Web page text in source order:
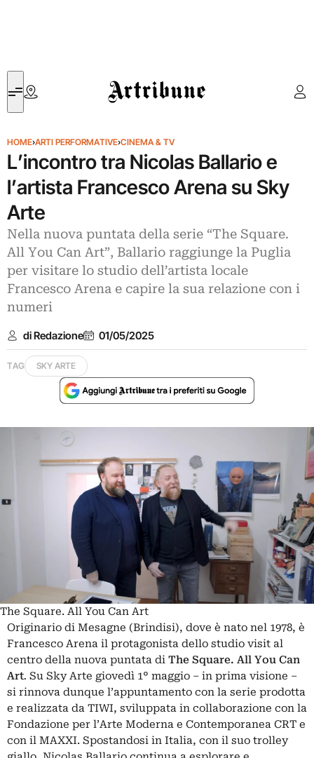
Artribune
HOME›ARTI PERFORMATIVE›CINEMA & TV
L’incontro tra Nicolas Ballario e
l’artista Francesco Arena su Sky
Arte
Nella nuova puntata della serie “The Square.
All You Can Art”, Ballario raggiunge la Puglia
per visitare lo studio dell’artista locale
Francesco Arena e capire la sua relazione con i
numeri
di Redazione 01/05/2025
TAG SKY ARTE
The Square. All You Can Art
Originario di Mesagne (Brindisi), dove è nato nel 1978, è
Francesco Arena il protagonista dello studio visit al
centro della nuova puntata di The Square. All You Can
Art. Su Sky Arte giovedì 1° maggio – in prima visione –
si rinnova dunque l’appuntamento con la serie prodotta
e realizzata da TIWI, sviluppata in collaborazione con la
Fondazione per l’Arte Moderna e Contemporanea CRT e
con il MAXXI. Spostandosi in Italia, con il suo trolley